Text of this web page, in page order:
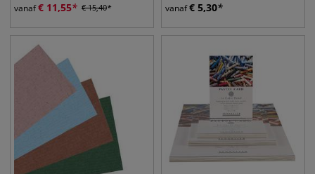
vanaf€ 11,55 €15,40 vanaf€ 5,30